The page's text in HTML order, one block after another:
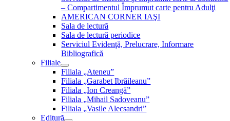
– Compartimentul Împrumut carte pentru Adulţi
AMERICAN CORNER IAŞI
Sala de lectură
Sala de lectură periodice
Serviciul Evidenţă, Prelucrare, Informare
Bibliografică
Filiale
Filiala „Ateneu”
Filiala „Garabet Ibrăileanu”
Filiala „Ion Creangă”
Filiala „Mihail Sadoveanu”
Filiala „Vasile Alecsandri”
Editură